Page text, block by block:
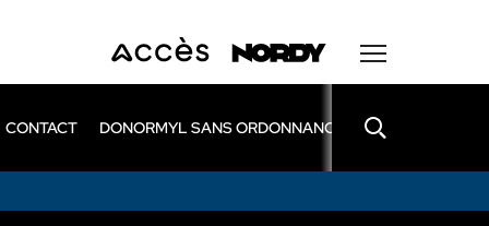
CONTACT DONORMYL SANS ORDONNANCE LEXOMIL SANS